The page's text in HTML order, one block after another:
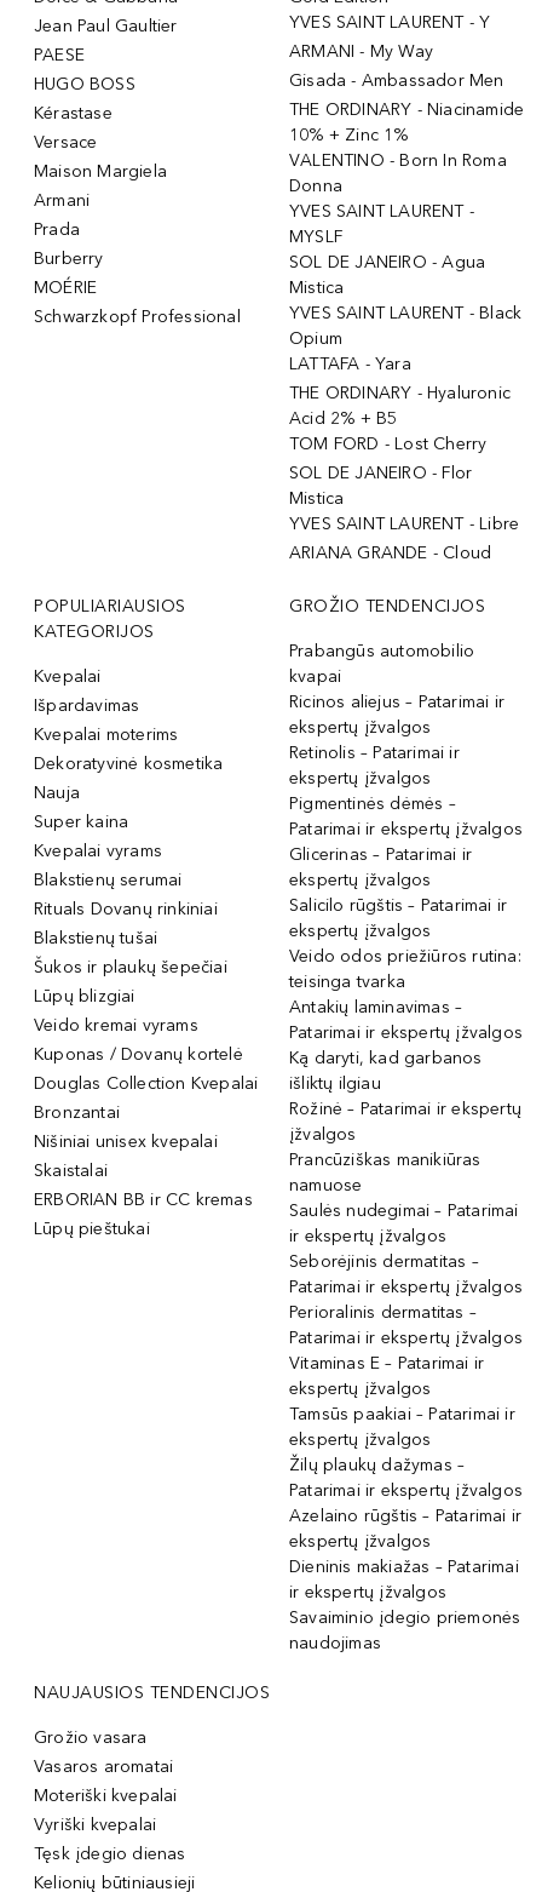
Jean Paul Gaultier
PAESE
HUGO BOSS
Kérastase
Versace
Maison Margiela
Armani
Prada
Burberry
MOÉRIE
Schwarzkopf Professional
YVES SAINT LAURENT - Y
ARMANI - My Way
Gisada - Ambassador Men
THE ORDINARY - Niacinamide
10% + Zinc 1%
VALENTINO - Born In Roma
Donna
YVES SAINT LAURENT -
MYSLF
SOL DE JANEIRO - Agua
Mistica
YVES SAINT LAURENT - Black
Opium
LATTAFA - Yara
THE ORDINARY - Hyaluronic
Acid 2% + B5
TOM FORD - Lost Cherry
SOL DE JANEIRO - Flor
Mistica
YVES SAINT LAURENT - Libre
ARIANA GRANDE - Cloud
POPULIARIAUSIOS
KATEGORIJOS
Kvepalai
Išpardavimas
Kvepalai moterims
Dekoratyvinė kosmetika
Nauja
Super kaina
Kvepalai vyrams
Blakstienų serumai
Rituals Dovanų rinkiniai
Blakstienų tušai
Šukos ir plaukų šepečiai
Lūpų blizgiai
Veido kremai vyrams
Kuponas / Dovanų kortelė
Douglas Collection Kvepalai
Bronzantai
Nišiniai unisex kvepalai
Skaistalai
ERBORIAN BB ir CC kremas
Lūpų pieštukai
GROŽIO TENDENCIJOS
Prabangūs automobilio
kvapai
Ricinos aliejus – Patarimai ir
ekspertų įžvalgos
Retinolis – Patarimai ir
ekspertų įžvalgos
Pigmentinės dėmės –
Patarimai ir ekspertų įžvalgos
Glicerinas – Patarimai ir
ekspertų įžvalgos
Salicilo rūgštis – Patarimai ir
ekspertų įžvalgos
Veido odos priežiūros rutina:
teisinga tvarka
Antakių laminavimas –
Patarimai ir ekspertų įžvalgos
Ką daryti, kad garbanos
išliktų ilgiau
Rožinė – Patarimai ir ekspertų
įžvalgos
Prancūziškas manikiūras
namuose
Saulės nudegimai – Patarimai
ir ekspertų įžvalgos
Seborėjinis dermatitas –
Patarimai ir ekspertų įžvalgos
Perioralinis dermatitas –
Patarimai ir ekspertų įžvalgos
Vitaminas E – Patarimai ir
ekspertų įžvalgos
Tamsūs paakiai – Patarimai ir
ekspertų įžvalgos
Žilų plaukų dažymas –
Patarimai ir ekspertų įžvalgos
Azelaino rūgštis – Patarimai ir
ekspertų įžvalgos
Dieninis makiažas – Patarimai
ir ekspertų įžvalgos
Savaiminio įdegio priemonės
naudojimas
NAUJAUSIOS TENDENCIJOS
Grožio vasara
Vasaros aromatai
Moteriški kvepalai
Vyriški kvepalai
Tęsk įdegio dienas
Kelionių būtiniausieji